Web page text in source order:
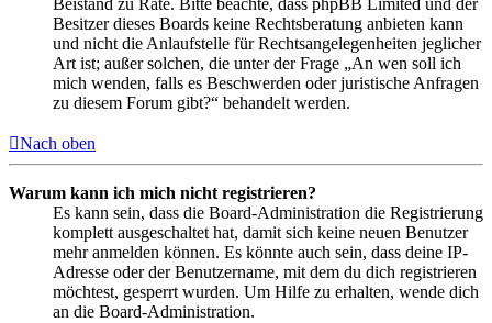
Beistand zu Rate. Bitte beachte, dass phpBB Limited und der
Besitzer dieses Boards keine Rechtsberatung anbieten kann
und nicht die Anlaufstelle für Rechtsangelegenheiten jeglicher
Art ist; außer solchen, die unter der Frage „An wen soll ich
mich wenden, falls es Beschwerden oder juristische Anfragen
zu diesem Forum gibt?“ behandelt werden.
Nach oben
Warum kann ich mich nicht registrieren?
Es kann sein, dass die Board-Administration die Registrierung
komplett ausgeschaltet hat, damit sich keine neuen Benutzer
mehr anmelden können. Es könnte auch sein, dass deine IP-
Adresse oder der Benutzername, mit dem du dich registrieren
möchtest, gesperrt wurden. Um Hilfe zu erhalten, wende dich
an die Board-Administration.